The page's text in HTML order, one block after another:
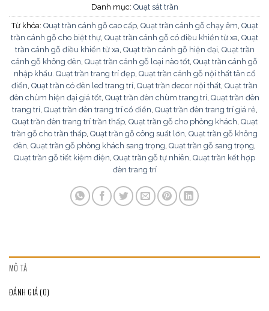
Danh mục: Quạt sát trần
Từ khóa: Quạt trần cánh gỗ cao cấp, Quạt trần cánh gỗ chạy êm Quạt
trần cánh gỗ cho biệt thự Quạt trần cánh gỗ có điều khiển từ xa Quạt
trần cánh gỗ điều khiển từ xa Quạt trần cánh gỗ hiện đại Quạt trần
cánh gỗ không đèn Quạt trần cánh gỗ loại nào tốt Quạt trần cánh gỗ
nhập khẩu. Quạt trần trang trí đẹp, Quạt trần cánh gỗ nội thất tân cổ
điển Quạt trần có đèn led trang trí Quạt trần decor nội thất Quạt trần
đèn chùm hiện đại giá tốt Quạt trần đèn chùm trang trí Quạt trần đèn
trang trí, Quạt trần đèn trang trí cổ điển Quạt trần đèn trang trí giá rẻ
Quạt trần đèn trang trí trần thấp, Quạt trần gỗ cho phòng khách Quạt
trần gỗ cho trần thấp Quạt trần gỗ công suất lớn Quạt trần gỗ không
đèn Quạt trần gỗ phòng khách sang trọng Quạt trần gỗ sang trọng
Quạt trần gỗ tiết kiệm điện Quạt trần gỗ tự nhiên Quạt trần kết hợp
đèn trang trí
MÔ TẢ
ĐÁNH GIÁ (0)